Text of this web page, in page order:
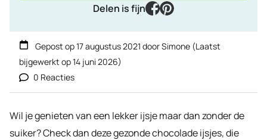
Delen is fijn
facebook
pinterest
Gepost op17 augustus 2021 doorSimone (Laatst
bijgewerkt op14 juni 2026)
0 Reacties
Wil je genieten van een lekker ijsje maar dan zonder de
suiker? Check dan deze gezonde chocolade ijsjes, die